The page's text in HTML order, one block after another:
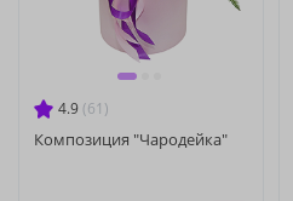
4.9 (61)
Композиция "Чародейка"